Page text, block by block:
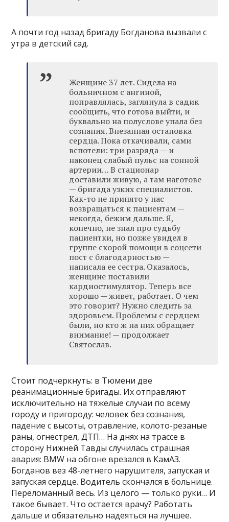
А почти год назад бригаду Богданова вызвали с
утра в детский сад.
Женщине 37 лет. Сидела на
больничном с ангиной,
поправлялась, заглянула в садик
сообщить, что готова выйти, и
буквально на полуслове упала без
сознания. Внезапная остановка
сердца. Пока откачивали, сами
вспотели: три разряда — и
наконец слабый пульс на сонной
артерии… В стационар
доставили живую, а там наготове
— бригада узких специалистов.
Как-то не принято у нас
возвращаться к пациентам —
некогда, бежим дальше. Я,
конечно, не знал про судьбу
пациентки, но позже увидел в
группе скорой помощи в соцсети
пост с благодарностью —
написала ее сестра. Оказалось,
женщине поставили
кардиостимулятор. Теперь все
хорошо — живет, работает. О чем
это говорит? Нужно следить за
здоровьем. Проблемы с сердцем
были, но кто ж на них обращает
внимание! — продолжает
Святослав.
Стоит подчеркнуть: в Тюмени две
реанимационные бригады. Их отправляют
исключительно на тяжелые случаи по всему
городу и пригороду: человек без сознания,
падение с высоты, отравление, колото-резаные
раны, огнестрел, ДТП… На днях на трассе в
сторону Нижней Тавды случилась страшная
авария: BMW на обгоне врезался в КамАЗ.
Богданов вез 48-летнего нарушителя, запуская и
запуская сердце. Водитель скончался в больнице.
Переломанный весь. Из целого — только руки… И
такое бывает. Что остается врачу? Работать
дальше и обязательно надеяться на лучшее.